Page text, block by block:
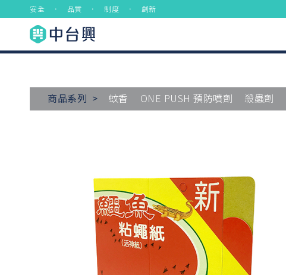
安全 ． 品質 ． 制度 ． 創新
商品系列 > 蚊香 ONE PUSH 預防噴劑 殺蟲劑